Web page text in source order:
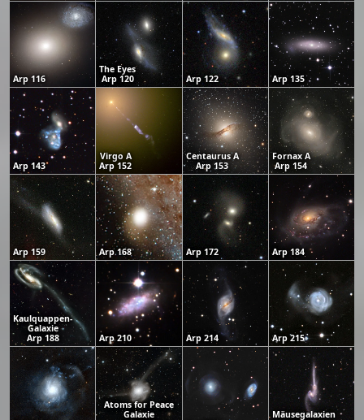
Arp 116
The Eyes
Arp 120
Arp 122 Arp 135
Arp 143
Virgo A
Arp 152
Centaurus A
Arp 153
Fornax A
Arp 154
Arp 159 Arp 168 Arp 172 Arp 184
Kaulquappen-
Galaxie
Arp 188
Arp 210 Arp 214 Arp 215
Atoms for Peace
Galaxie
Mäusegalaxien